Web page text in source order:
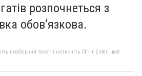
розпочнеться з
обов’язкова.
необхідний текст і натисніть Ctrl + Enter, щоб